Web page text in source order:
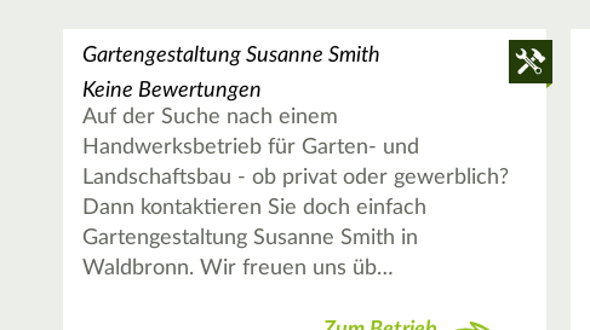
Gartengestaltung Susanne Smith
Keine Bewertungen
Auf der Suche nach einem
Handwerksbetrieb für Garten- und
Landschaftsbau - ob privat oder gewerblich?
Dann kontaktieren Sie doch einfach
Gartengestaltung Susanne Smith in
Waldbronn. Wir freuen uns üb…